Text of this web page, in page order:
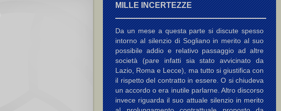
MILLE INCERTEZZE
Da un mese a questa parte si discute spesso
intorno al silenzio di Sogliano in merito al suo
possibile addio e relativo passaggio ad altre
società (pare infatti sia stato avvicinato da
Lazio, Roma e Lecce), ma tutto si giustifica con
il rispetto del contratto in essere. O si chiudeva
un accordo o era inutile parlarne. Altro discorso
invece riguarda il suo attuale silenzio in merito